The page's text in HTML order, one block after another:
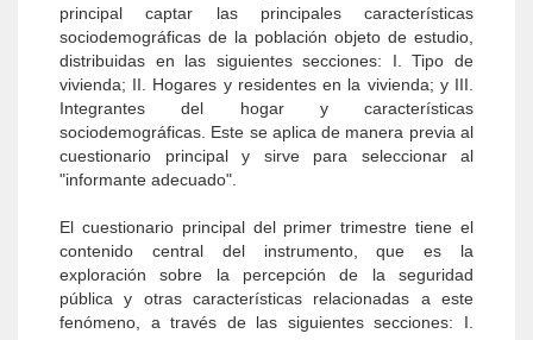
principal captar las principales características
sociodemográficas de la población objeto de estudio,
distribuidas en las siguientes secciones: I. Tipo de
vivienda; II. Hogares y residentes en la vivienda; y III.
Integrantes del hogar y características
sociodemográficas. Este se aplica de manera previa al
cuestionario principal y sirve para seleccionar al
"informante adecuado".
El cuestionario principal del primer trimestre tiene el
contenido central del instrumento, que es la
exploración sobre la percepción de la seguridad
pública y otras características relacionadas a este
fenómeno, a través de las siguientes secciones: I.